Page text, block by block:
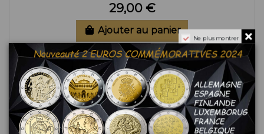
29,00 €
Ajouter au panier
Ne plus montrer